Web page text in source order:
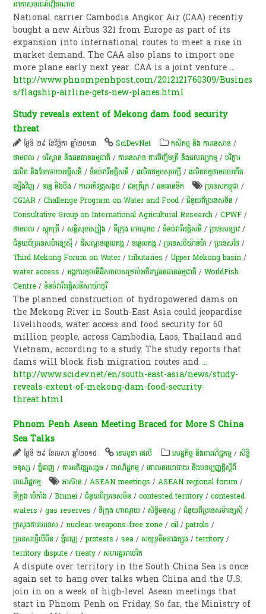
អាកាសចរណ៍វៀតណាម
National carrier Cambodia Angkor Air (CAA) recently
bought a new Airbus 321 from Europe as part of its
expansion into international routes to meet a rise in
market demand. The CAA also plans to import one
more plane early next year. CAA is a joint venture...
http://www.phnompenhpost.com/2012121760309/Busines
s/flagship-airline-gets-new-planes.html
Study reveals extent of Mekong dam food security
threat
ថ្ងៃទី ២៩ ខែវិច្ឆិកា ឆ្នាំ២០១៣ SciDevNet កសិកម្ម​ និង​ ការ​នេ​សាទ​ /
ថាមពល /បរិស្ថាន និងធនធានធម្មជាតិ /ការនេសាទ ការចិញ្ចឹមត្រី និងជលវប្បកម្ម /បរិក្ខារ
ផលិត និងចែកចាយអគ្គីសនី /ទំនប់​វា​រី​អគ្គិសនី​ /ផលិតកម្មបសុបក្សី /ផលិតកម្មថាមពលកើត
ឡើងវិញ /ទន្លេ និងបឹង /ការ​អភិវឌ្ឍ​សង្គម /ជនក្រីក្រ /​ធនធាន​ទឹក​ ប្រទេសកម្ពុជា /
CGIAR /Challenge Program on Water and Food /ជំនួយពីប្រទេសចិន /
Consultative Group on International Agricultural Research /CPWF /
ថាមពល /ស្តុក​ត្រី /សន្តិសុខ​ស្បៀង /ទីក្រុង ហាណូយ /ទំនប់​វា​រី​អគ្គិសនី​ /ប្រទេសឡាវ /
ជំនួយពីប្រទេសម៉ាឡេស៊ី​​/ដីសណ្តទន្លេមេគង្គ /ទន្លេមេគង្គ /ប្រទេសមីយ៉ាន់ម៉ា /ប្រទេសថៃ /
Third Mekong Forum on Water/tributaries /Upper Mekong basin /
water access /អង្គការមូលនិធិសកលសម្រាប់អភិរក្សធនធានធម្មជាតិ /WorldFish
Centre /ទំនប់​វារីអគ្គិសនី​សាយ៉ាបូរី
The planned construction of hydropowered dams on
the Mekong River in South-East Asia could jeopardise
livelihoods, water access and food security for 60
million people, across Cambodia, Laos, Thailand and
Vietnam, according to a study. The study reports that
dams will block fish migration routes and...
http://www.scidev.net/en/south-east-asia/news/study-
reveals-extent-of-mekong-dam-food-security-
threat.html
Phnom Penh Asean Meeting Braced for More S China
Sea Talks
ថ្ងៃទី ២៩ ខែមេសា ឆ្នាំ២០១៥ ខេមបូឌា ដេលី សេដ្ឋកិច្ច និងពាណិជ្ជកម្ម /សិទ្ធិ
មនុស្ស /ភ្នំពេញ /ការ​អភិវឌ្ឍ​សង្គម /ពាណិជ្ជកម្ម /គោលនយោបាយ និងបទប្បញ្ញត្តិស្តីពី
ពាណិជ្ជកម្ម
អាស៊ាន /ASEAN meetings /ASEAN regional forum /
ទីក្រុង ប៉េកាំង /Brunei /ជំនួយពីប្រទេសចិន /contested territory /contested
waters /gas reserves /ទីក្រុង ហាណូយ /សិទ្ធិមនុស្ស /ជំនួយពីប្រទេសម៉ាឡេស៊ី​​/
ក្រសួងការបរទេស /nuclear-weapons-free zone /oil /patrols /
ប្រទេសហ្វីលីពីន /ភ្នំពេញ /protests /sea /សមុទ្រចិនខាងត្បូង /territory /
territory dispute /treaty /សហរដ្ឋអាមេរិក
A dispute over territory in the South China Sea is once
again set to hang over talks when China and the U.S.
join in on a week of high-level Asean meetings that
start in Phnom Penh on Friday. So far, the Ministry of